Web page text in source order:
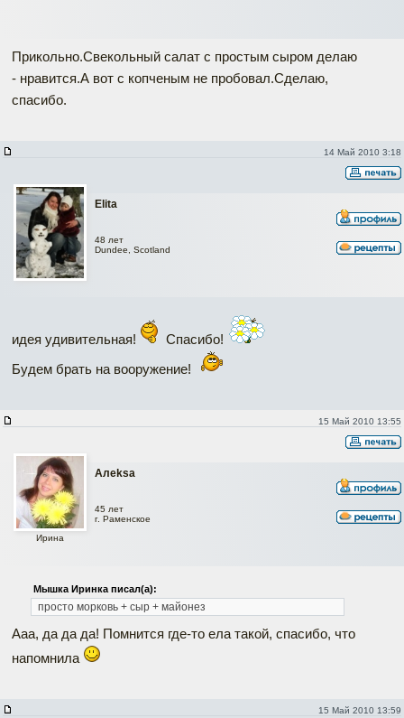
Прикольно.Свекольный салат с простым сыром делаю
- нравится.А вот с копченым не пробовал.Сделаю,
спасибо.
14 Май 2010 3:18
Elita
48 лет
Dundee, Scotland
идея удивительная!
Спасибо!
Будем брать на вооружение!
15 Май 2010 13:55
Алеksa
Ирина
45 лет
г. Раменское
Мышка Иринка писал(а):
просто морковь + сыр + майонез
Ааа, да да да! Помнится где-то ела такой, спасибо, что
напомнила
15 Май 2010 13:59